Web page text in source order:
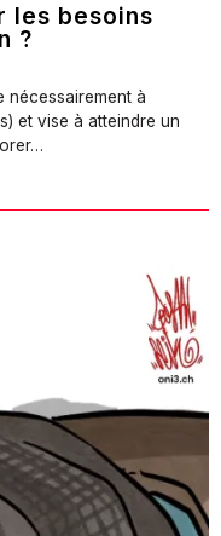
les besoins
?
nécessairement à
et vise à atteindre un